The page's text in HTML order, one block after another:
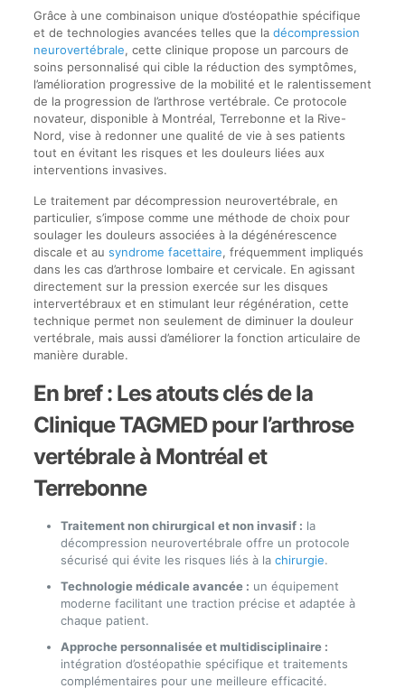
Grâce à une combinaison unique d’ostéopathie spécifique
et de technologies avancées telles que la décompression
neurovertébrale, cette clinique propose un parcours de
soins personnalisé qui cible la réduction des symptômes,
l’amélioration progressive de la mobilité et le ralentissement
de la progression de l’arthrose vertébrale. Ce protocole
novateur, disponible à Montréal, Terrebonne et la Rive-
Nord, vise à redonner une qualité de vie à ses patients
tout en évitant les risques et les douleurs liées aux
interventions invasives.
Le traitement par décompression neurovertébrale, en
particulier, s’impose comme une méthode de choix pour
soulager les douleurs associées à la dégénérescence
discale et au syndrome facettaire, fréquemment impliqués
dans les cas d’arthrose lombaire et cervicale. En agissant
directement sur la pression exercée sur les disques
intervertébraux et en stimulant leur régénération, cette
technique permet non seulement de diminuer la douleur
vertébrale, mais aussi d’améliorer la fonction articulaire de
manière durable.
En bref : Les atouts clés de la
Clinique TAGMED pour l’arthrose
vertébrale à Montréal et
Terrebonne
Traitement non chirurgical et non invasif : la
décompression neurovertébrale offre un protocole
sécurisé qui évite les risques liés à la chirurgie.
Technologie médicale avancée : un équipement
moderne facilitant une traction précise et adaptée à
chaque patient.
Approche personnalisée et multidisciplinaire :
intégration d’ostéopathie spécifique et traitements
complémentaires pour une meilleure efficacité.